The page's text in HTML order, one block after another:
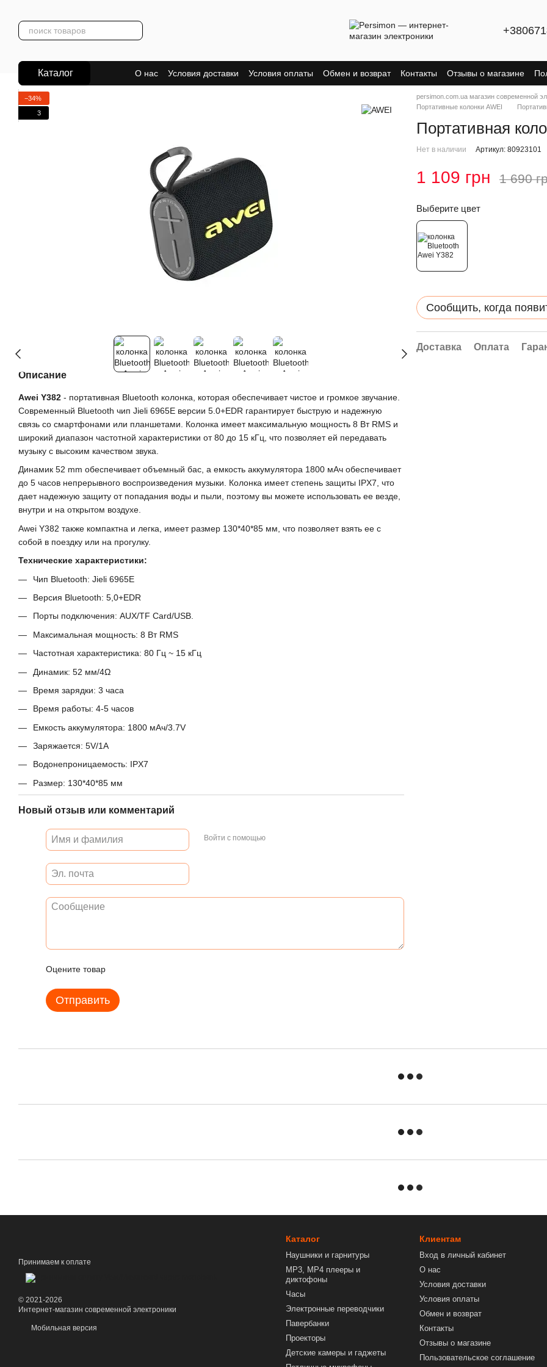
Каталог О нас Условия доставки Условия оплаты Обмен и возврат Контакты Отзывы о магазине
−34%
3
Описание
Awei Y382 - портативная Bluetooth колонка, которая обеспечивает чистое и громкое звучание.
Современный Bluetooth чип Jieli 6965E версии 5.0+EDR гарантирует быструю и надежную
связь со смартфонами или планшетами. Колонка имеет максимальную мощность 8 Вт RMS и
широкий диапазон частотной характеристики от 80 до 15 кГц, что позволяет ей передавать
музыку с высоким качеством звука.
Динамик 52 mm обеспечивает объемный бас, а емкость аккумулятора 1800 мАч обеспечивает
до 5 часов непрерывного воспроизведения музыки. Колонка имеет степень защиты IPX7, что
дает надежную защиту от попадания воды и пыли, поэтому вы можете использовать ее везде,
внутри и на открытом воздухе.
Awei Y382 также компактна и легка, имеет размер 130*40*85 мм, что позволяет взять ее с
собой в поездку или на прогулку.
Технические характеристики:
Чип Bluetooth: Jieli 6965E
Версия Bluetooth: 5,0+EDR
Порты подключения: AUX/TF Card/USB.
Максимальная мощность: 8 Вт RMS
Частотная характеристика: 80 Гц ~ 15 кГц
Динамик: 52 мм/4Ω
Время зарядки: 3 часа
Время работы: 4-5 часов
Емкость аккумулятора: 1800 мАч/3.7V
Заряжается: 5V/1A
Водонепроницаемость: IPX7
Размер: 130*40*85 мм
Новый отзыв или комментарий
Войти с помощью
Оцените товар
Отправить
persimon.com.ua магазин современной
Портативные колонки AWEI
Портативная
Нет в наличии Артикул: 80923101
1 109 грн 1 690
Выберите цвет
Сообщить, когда
Доставка Оплата
Принимаем к оплате
© 2021-2026
Интернет-магазин современной электроники
Мобильная версия
Каталог
Наушники и гарнитуры
MP3, MP4 плееры и
диктофоны
Часы
Электронные переводчики
Павербанки
Проекторы
Детские камеры и гаджеты
Клиентам
Вход в личный кабинет
О нас
Условия доставки
Условия оплаты
Обмен и возврат
Контакты
Отзывы о магазине
Пользовательское соглашение